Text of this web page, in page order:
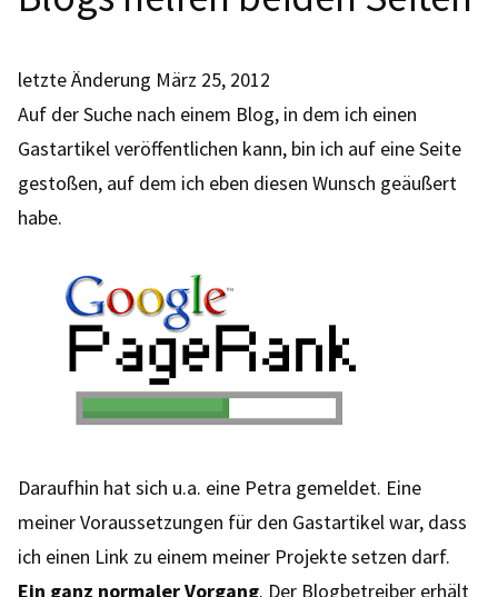
letzte Änderung März 25, 2012
Auf der Suche nach einem Blog, in dem ich einen
Gastartikel veröffentlichen kann, bin ich auf eine Seite
gestoßen, auf dem ich eben diesen Wunsch geäußert
habe.
Daraufhin hat sich u.a. eine Petra gemeldet. Eine
meiner Voraussetzungen für den Gastartikel war, dass
ich einen Link zu einem meiner Projekte setzen darf.
Ein ganz normaler Vorgang. Der Blogbetreiber erhält